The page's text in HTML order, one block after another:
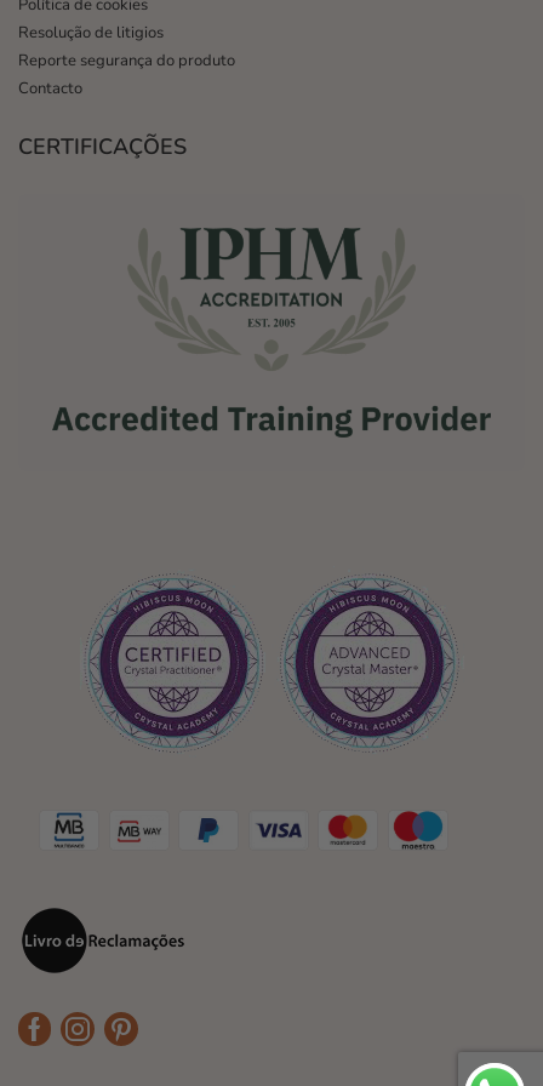
Política de cookies
Resolução de litigios
Reporte segurança do produto
Contacto
CERTIFICAÇÕES